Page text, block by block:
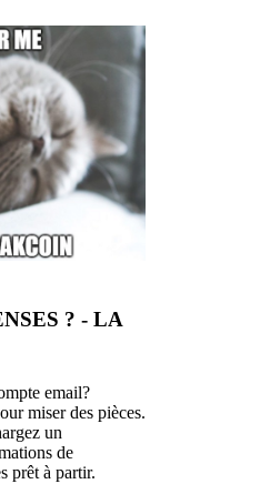
? - LA
email?
miser des pièces.
un
de
prêt à partir.